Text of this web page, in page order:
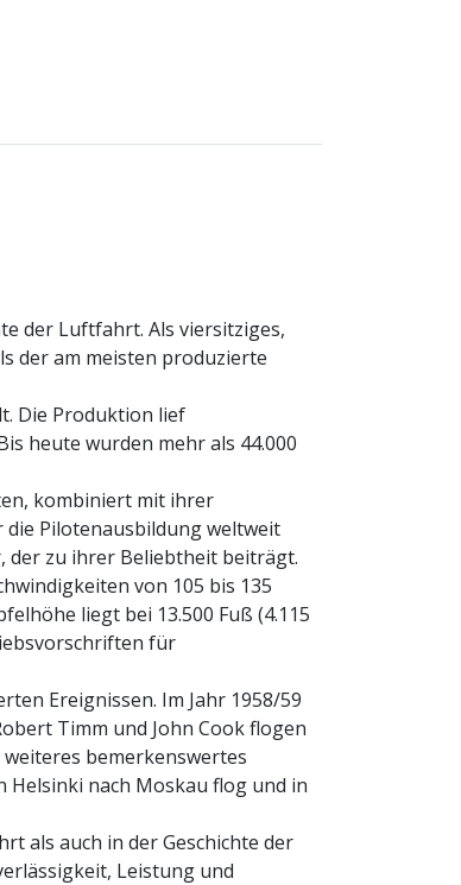
der Luftfahrt. Als viersitziges,
der am meisten produzierte
Die Produktion lief
heute wurden mehr als 44.000
kombiniert mit ihrer
Pilotenausbildung weltweit
der zu ihrer Beliebtheit beiträgt.
von 105 bis 135
liegt bei 13.500 Fuß (4.115
für
Ereignissen. Im Jahr 1958/59
Timm und John Cook flogen
bemerkenswertes
Helsinki nach Moskau flog und in
als auch in der Geschichte der
Leistung und